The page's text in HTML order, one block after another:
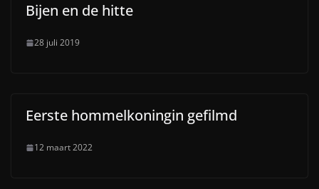
Bijen en de hitte
28 juli 2019
Eerste hommelkoningin gefilmd
12 maart 2022